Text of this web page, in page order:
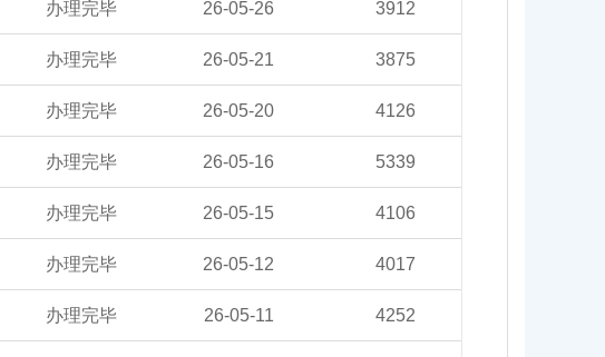
办理完毕 26-05-26 3912
办理完毕 26-05-21 3875
办理完毕 26-05-20 4126
办理完毕 26-05-16 5339
办理完毕 26-05-15 4106
办理完毕 26-05-12 4017
办理完毕 26-05-11 4252